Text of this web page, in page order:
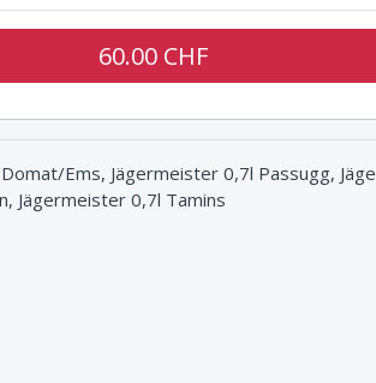
60.00 CHF
Ems, Jägermeister 0,7l Passugg,
Jägermeister 0,7l Tamins